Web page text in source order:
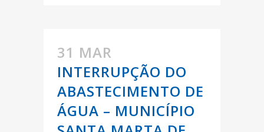
31 MAR
INTERRUPÇÃO DO
ABASTECIMENTO DE
ÁGUA – MUNICÍPIO